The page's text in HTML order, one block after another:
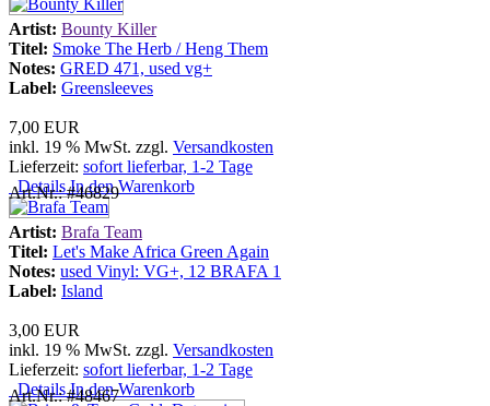
Artist: Bounty Killer
Titel: Smoke The Herb / Heng Them
Notes: GRED 471, used vg+
Label: Greensleeves
7,00 EUR
inkl. 19 % MwSt. zzgl. Versandkosten
Lieferzeit: sofort lieferbar, 1-2 Tage
DetailsIn den Warenkorb
Art.Nr.: #46829
Artist: Brafa Team
Titel: Let's Make Africa Green Again
Notes: used Vinyl: VG+, 12 BRAFA 1
Label: Island
3,00 EUR
inkl. 19 % MwSt. zzgl. Versandkosten
Lieferzeit: sofort lieferbar, 1-2 Tage
DetailsIn den Warenkorb
Art.Nr.: #48467